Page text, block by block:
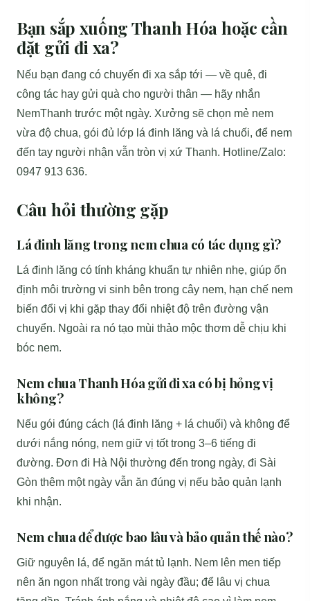
Bạn sắp xuống Thanh Hóa hoặc cần
đặt gửi đi xa?
Nếu bạn đang có chuyến đi xa sắp tới — về quê, đi
công tác hay gửi quà cho người thân — hãy nhắn
NemThanh trước một ngày. Xưởng sẽ chọn mẻ nem
vừa độ chua, gói đủ lớp lá đinh lăng và lá chuối, để nem
đến tay người nhận vẫn tròn vị xứ Thanh. Hotline/Zalo:
0947 913 636.
Câu hỏi thường gặp
Lá đinh lăng trong nem chua có tác dụng gì?
Lá đinh lăng có tính kháng khuẩn tự nhiên nhẹ, giúp ổn
định môi trường vi sinh bên trong cây nem, hạn chế nem
biến đổi vị khi gặp thay đổi nhiệt độ trên đường vận
chuyển. Ngoài ra nó tạo mùi thảo mộc thơm dễ chịu khi
bóc nem.
Nem chua Thanh Hóa gửi đi xa có bị hỏng vị
không?
Nếu gói đúng cách (lá đinh lăng + lá chuối) và không để
dưới nắng nóng, nem giữ vị tốt trong 3–6 tiếng đi
đường. Đơn đi Hà Nội thường đến trong ngày, đi Sài
Gòn thêm một ngày vẫn ăn đúng vị nếu bảo quản lạnh
khi nhận.
Nem chua để được bao lâu và bảo quản thế nào?
Giữ nguyên lá, để ngăn mát tủ lạnh. Nem lên men tiếp
nên ăn ngon nhất trong vài ngày đầu; để lâu vị chua